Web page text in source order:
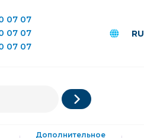
07 07
07 07
07 07
RU
Дополнительное